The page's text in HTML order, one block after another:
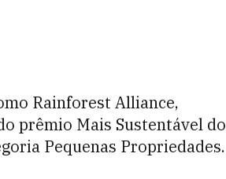
Rainforest Alliance,
prêmio Mais Sustentável do
Pequenas Propriedades.